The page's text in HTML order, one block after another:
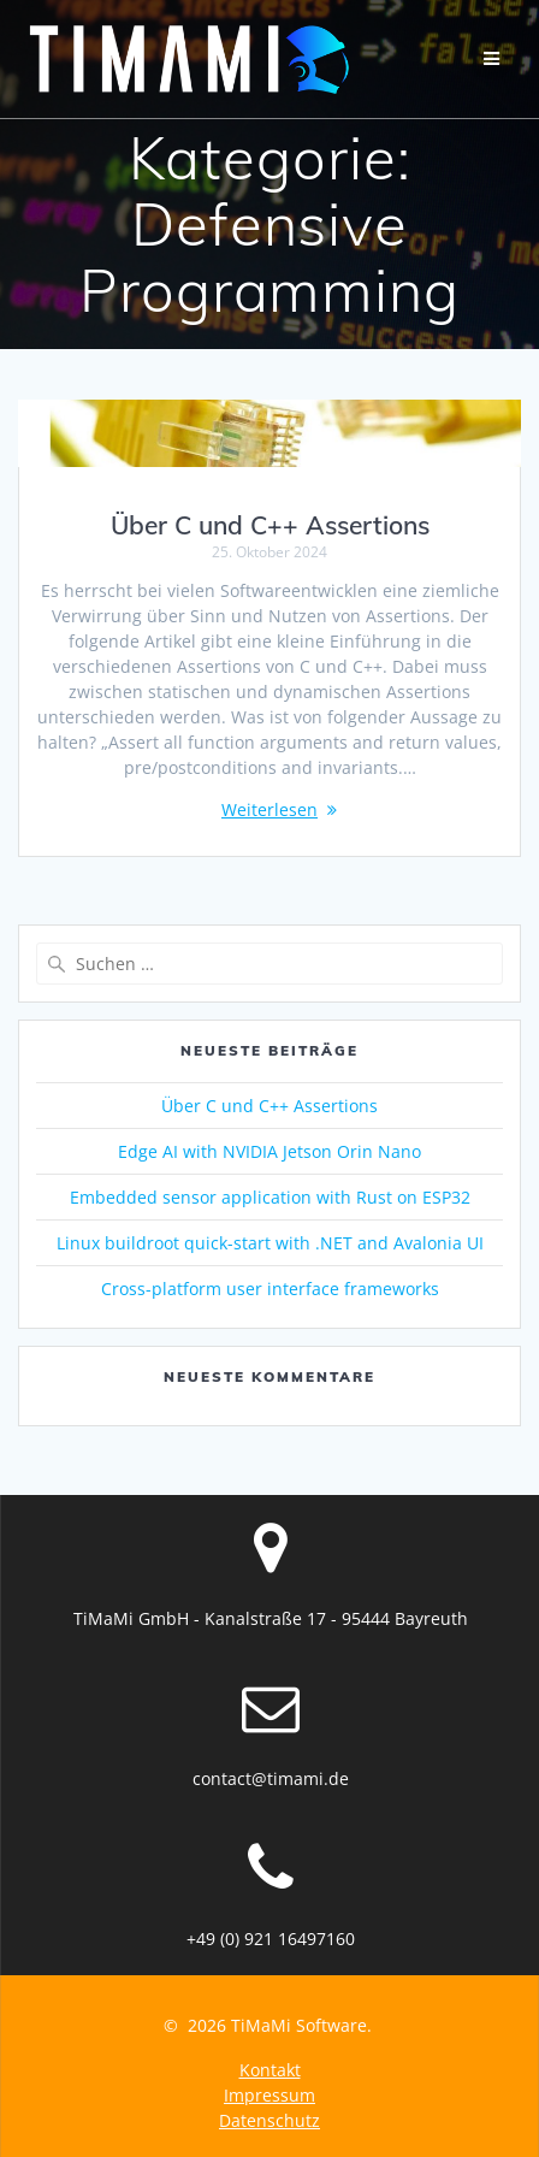
Kategorie:
Defensive
Programming
Über C und C++ Assertions
25. Oktober 2024
Es herrscht bei vielen Softwareentwicklen eine ziemliche
Verwirrung über Sinn und Nutzen von Assertions. Der
folgende Artikel gibt eine kleine Einführung in die
verschiedenen Assertions von C und C++. Dabei muss
zwischen statischen und dynamischen Assertions
unterschieden werden. Was ist von folgender Aussage zu
halten? „Assert all function arguments and return values,
pre/postconditions and invariants.…
Weiterlesen
NEUESTE BEITRÄGE
Über C und C++ Assertions
Edge AI with NVIDIA Jetson Orin Nano
Embedded sensor application with Rust on ESP32
Linux buildroot quick-start with .NET and Avalonia UI
Cross-platform user interface frameworks
NEUESTE KOMMENTARE
TiMaMi GmbH - Kanalstraße 17 - 95444 Bayreuth
contact@timami.de
+49 (0) 921 16497160
© 2026 TiMaMi Software.
Kontakt
Impressum
Datenschutz